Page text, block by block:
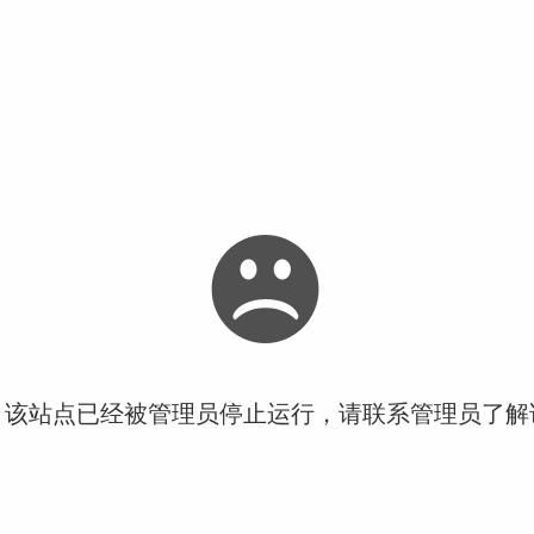
站点已经被管理员停止运行，请联系管理员了